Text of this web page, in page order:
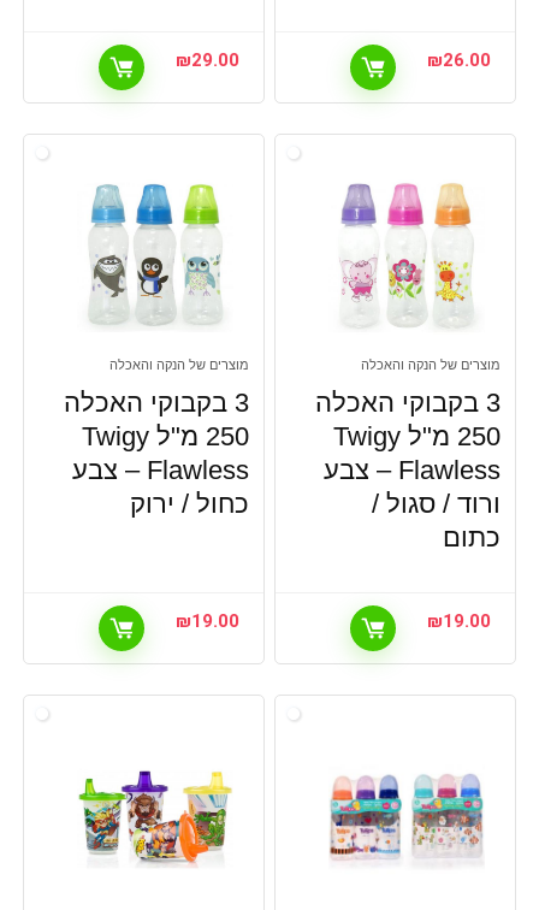
₪26.00
₪29.00
מוצרים של הנקה והאכלה
3 בקבוקי האכלה
250 מ"ל Twigy
Flawless – צבע
ורוד / סגול /
כתום
₪19.00
מוצרים של הנקה והאכלה
3 בקבוקי האכלה
250 מ"ל Twigy
Flawless – צבע
כחול / ירוק
₪19.00